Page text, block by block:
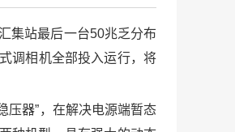
集站最后一台50兆乏分布
调相机全部投入运行，将
压器”，在解决电源端暂态